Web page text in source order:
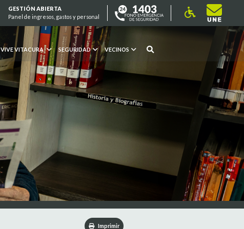
GESTIÓN ABIERTA
Panel de ingresos, gastos y personal
VIVE VITACURA SEGURIDAD VECINOS
Imprimir